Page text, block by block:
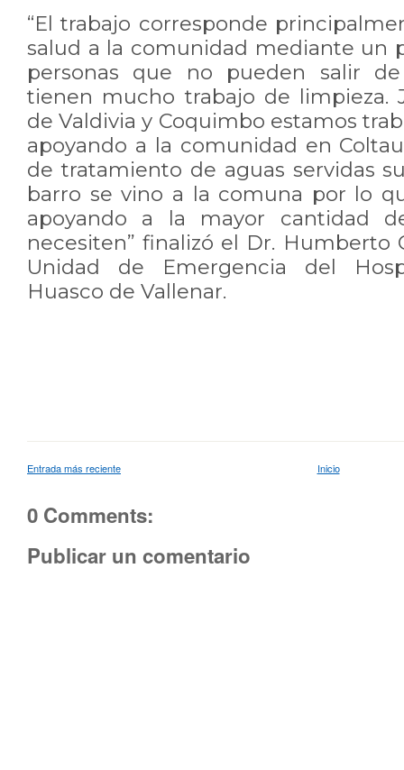
“El trabajo corresponde
salud a la comunidad mediante un
personas que no pueden salir
tienen mucho trabajo de limpieza.
de Valdivia y Coquimbo estamos
apoyando a la comunidad en
de tratamiento de aguas servidas
barro se vino a la comuna por lo
apoyando a la mayor cantidad
necesiten” finalizó el Dr. Humberto
Unidad de Emergencia del
Huasco de Vallenar.
Entrada más reciente Inicio
0 Comments:
Publicar un comentario